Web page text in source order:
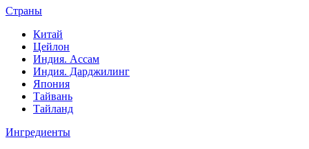
Страны
Китай
Цейлон
Индия. Ассам
Индия. Дарджилинг
Япония
Тайвань
Тайланд
Ингредиенты